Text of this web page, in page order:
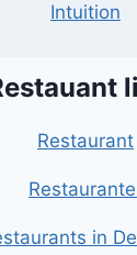
Intuition
Restaurant
in